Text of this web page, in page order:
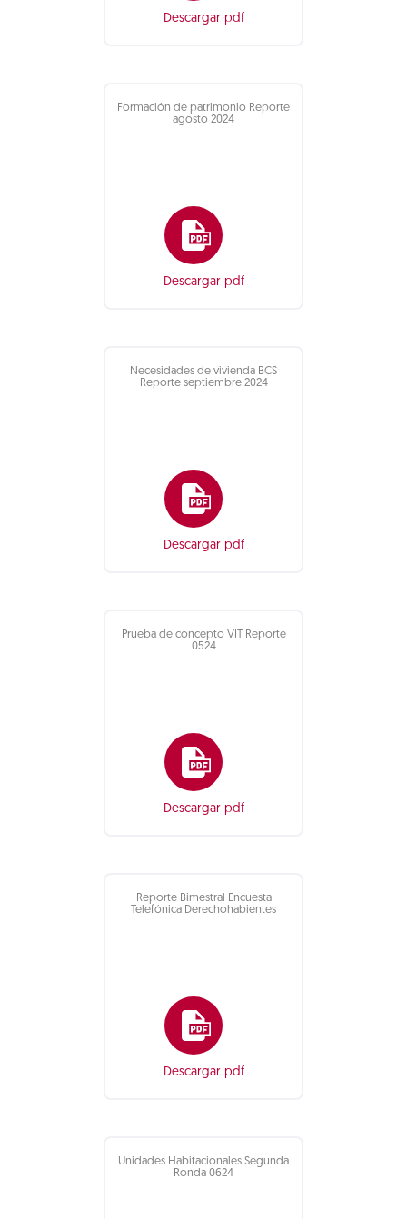
Descargar pdf
Formación de patrimonio Reporte
agosto 2024
Descargar pdf
Necesidades de vivienda BCS
Reporte septiembre 2024
Descargar pdf
Prueba de concepto VIT Reporte
0524
Descargar pdf
Reporte Bimestral Encuesta
Telefónica Derechohabientes
Descargar pdf
Unidades Habitacionales Segunda
Ronda 0624